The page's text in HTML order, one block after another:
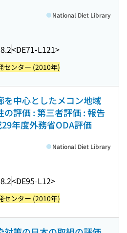
<DE71-L121>
National Diet Library
センター (2010年)
を中心としたメコン地域
の評価 : 第三者評価 : 報告
29年度外務省ODA評価
<DE95-L12>
National Diet Library
センター (2010年)